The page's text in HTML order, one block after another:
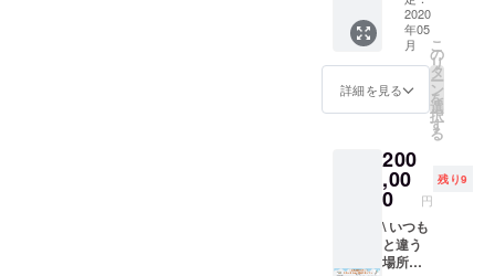
者手帳
をお持
ちの方
が、グ
に1名で
もい
しゃれ
ば適用
可能で
す。 ※
障がい
者手帳
は、当
金の目
安：2名
宿泊（2
食付
場合：
合計6～
8万円、
（2食付
き）の
場合、9
～10万
円とな
りま
す。詳
送りす
る数：
〇セッ
日・時
間帯：
でご指
定下さ
い。ご
ない場
合は、
ご準備
4名宿泊
（2食付
き）の
場合、9
～10万
しいお
値段
は、ご
予約の
際にHP
もしく
は予約
フェ、
雑貨購
入等で
使うこ
とがで
トはお
釣りを
お渡し
するこ
とがで
きませ
ん。端
合、チ
ケット
での換
金はで
きませ
ん。
※「宿泊
前決
済、カ
フェだ
けチ
ケット
利用」
といっ
年間有
効です
（2020
年5月ご
ろ、到
着予
定）
の一棟
貸し切
り宿泊
プラン
（1泊2
食付
き）に
宿泊、
体験、
フェ、
雑貨購
入等で
使うこ
きま
す。 ※
チケッ
トはお
釣りを
お渡し
するこ
より知
りたい
内容に
合わせ
て変更
させて
いただ
す。） -
-----------
-----------
-----------
-----------
-----------
≪ (株)
ume,の
「宿
泊、体
験、カ
フェ、
雑貨購
入等」
代わり
にご利
用いた
だくこ
とがで
きま
す。下
研修プ
ラン
（一棟
貸切）
さまざ
まなメ
ディア
引っ張
りだこ
の≪う
めもり
寿司学
校の校
長先生
2020
年05
月
詳細を見る
こ
の
リ
タ
ー
ン
を
選
択
す
る
200
,00
0 円
残り9
\ いつも
と違う
場所